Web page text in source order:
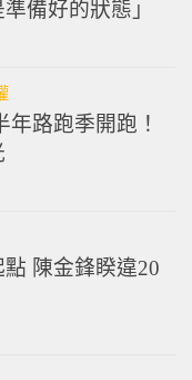
備好的狀態」
路跑季開跑！
陳金鋒睽違20